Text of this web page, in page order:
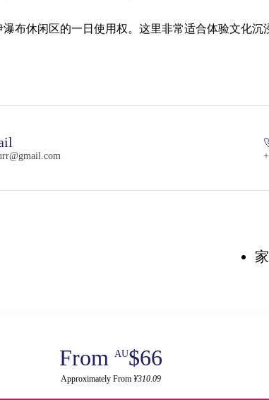
瀑布休闲区的一日使用权。这里非常适合体验文化
From AU$66
Approximately From ¥310.09